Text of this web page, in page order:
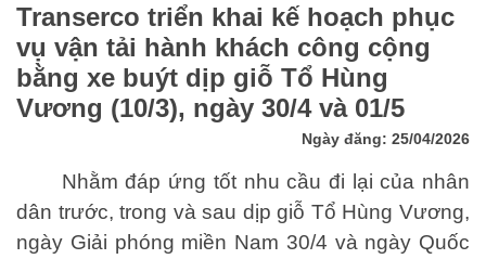
Transerco triển khai kế hoạch phục
vụ vận tải hành khách công cộng
bằng xe buýt dịp giỗ Tổ Hùng
Vương (10/3), ngày 30/4 và 01/5
Ngày đăng: 25/04/2026
Nhằm đáp ứng tốt nhu cầu đi lại của nhân
dân trước, trong và sau dịp giỗ Tổ Hùng Vương,
ngày Giải phóng miền Nam 30/4 và ngày Quốc